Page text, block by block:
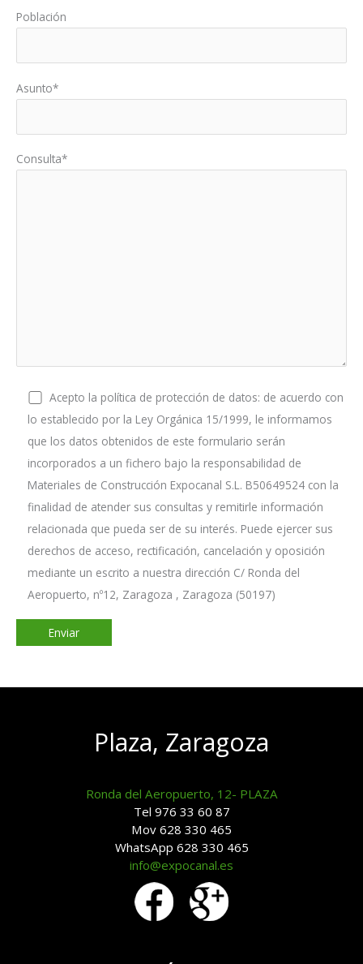
Población
Asunto*
Consulta*
Acepto la política de protección de datos: de acuerdo con
lo establecido por la Ley Orgánica 15/1999, le informamos
que los datos obtenidos de este formulario serán
incorporados a un fichero bajo la responsabilidad de
Materiales de Construcción Expocanal S.L. B50649524 con la
finalidad de atender sus consultas y remitirle información
relacionada que pueda ser de su interés. Puede ejercer sus
derechos de acceso, rectificación, cancelación y oposición
mediante un escrito a nuestra dirección C/ Ronda del
Aeropuerto, nº12, Zaragoza , Zaragoza (50197)
Plaza, Zaragoza
Ronda del Aeropuerto, 12- PLAZA
Tel 976 33 60 87
Mov 628 330 465
WhatsApp 628 330 465
info@expocanal.es